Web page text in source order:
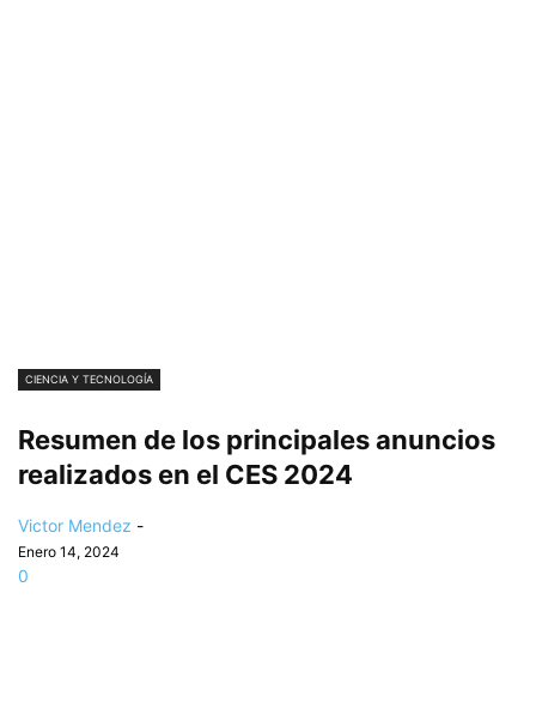
CIENCIA Y TECNOLOGÍA
Resumen de los principales anuncios
realizados en el CES 2024
Victor Mendez -
Enero 14, 2024
0